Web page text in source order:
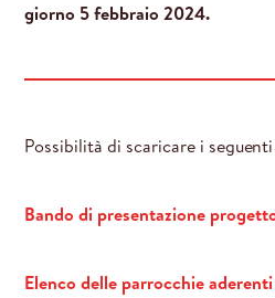
giorno 5 febbraio 2024.
Possibilità di scaricare i
Bando di presentazione
Elenco delle parrocchie